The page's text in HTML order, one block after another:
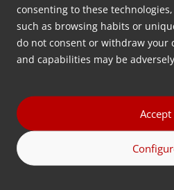
consenting to these
such as browsing habits or
do not consent or withdraw your
and capabilities may be
Accept
Bộ điều khiển
MDS Volumetric Feeder đi
VoluTouch 4,3” mới của
hình cảm ứng điện dung này